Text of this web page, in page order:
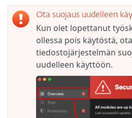
Ota suojaus uudelleen
Kun olet lopettanut
ollessa pois käytöstä,
tiedostojärjestelmän
uudelleen käyttöön.